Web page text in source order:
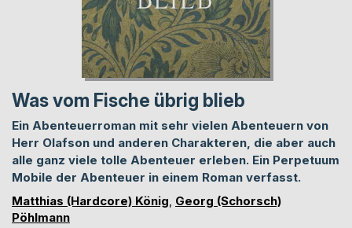
Was vom Fische übrig blieb
Ein Abenteuerroman mit sehr vielen Abenteuern von
Herr Olafson und anderen Charakteren, die aber auch
alle ganz viele tolle Abenteuer erleben. Ein Perpetuum
Mobile der Abenteuer in einem Roman verfasst.
Matthias (Hardcore) König Georg (Schorsch)
Pöhlmann